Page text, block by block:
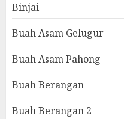
Binjai
Buah Asam Gelugur
Buah Asam Pahong
Buah Berangan
Buah Berangan 2